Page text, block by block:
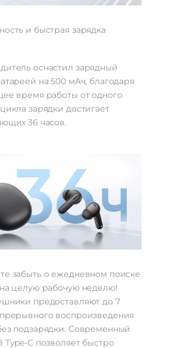
и быстрая зарядка
оснастил зарядный
на 500 мАч, благодаря
время работы от одного
зарядки достигает
36 часов.
забыть о ежедневном поиске
целую рабочую неделю!
предоставляют до 7
воспроизведения
подзарядки. Современный
Type-C позволяет быстро